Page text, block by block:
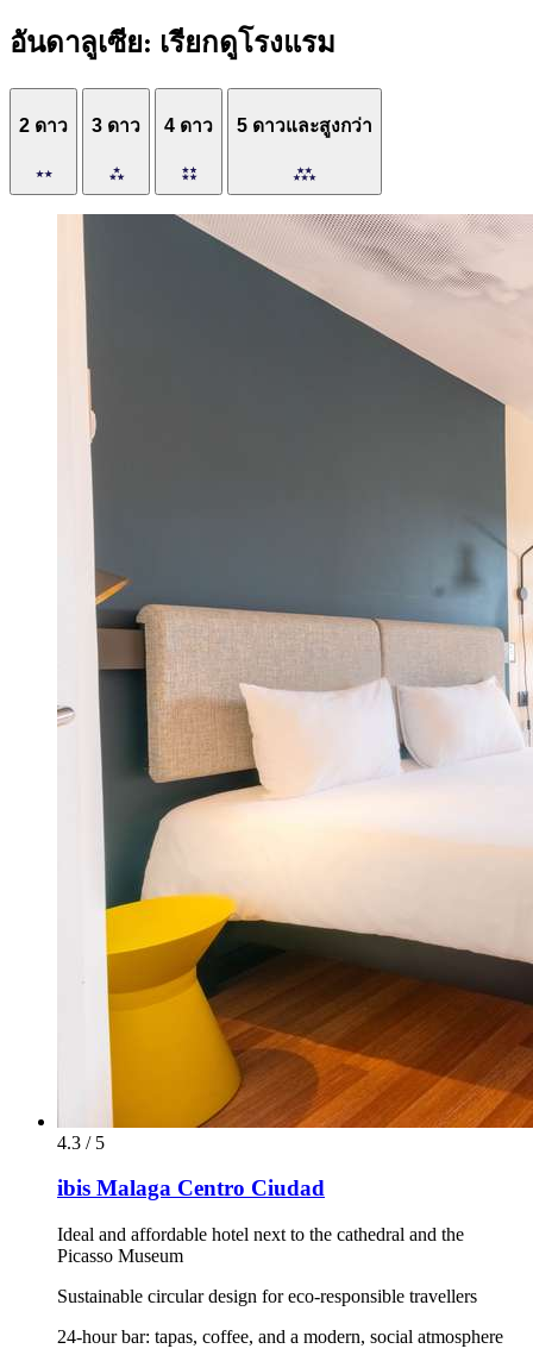
อันดาลูเซีย: เรียกดูโรงแรม
2 ดาว 3 ดาว 4 ดาว 5 ดาวและสูงกว่า
4.3 / 5
ibis Malaga Centro Ciudad
Ideal and affordable hotel next to the cathedral and the
Picasso Museum
Sustainable circular design for eco-responsible travellers
24-hour bar: tapas, coffee, and a modern, social atmosphere